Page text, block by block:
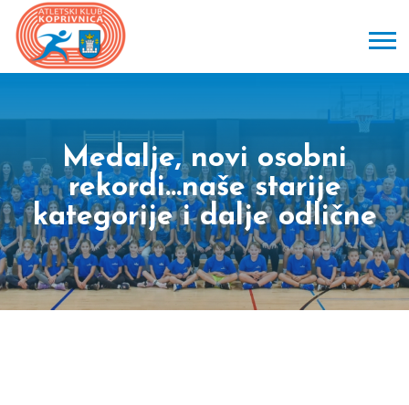
Medalje, novi osobni
rekordi…naše starije
kategorije i dalje odlične